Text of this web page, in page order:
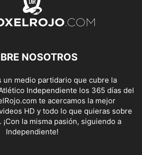
NOSOTROS
un medio partidario que cubre la
Independiente los 365 días del
te acercamos la mejor
HD y todo lo que quieras sobre
¡Con la misma pasión, siguiendo a
Independiente!